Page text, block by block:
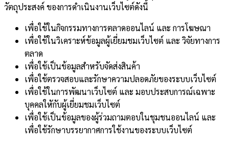
วัตถุประสงค์ ของการดำเนินงานเว็บไซต์ดังนี้
เพื่อใช้ในกิจกรรมทางการตลาดออนไลน์ และ การโฆษณา
เพื่อใช้ในวิเคราะห์ข้อมูลผู้เยี่ยมชมเว็บไซต์ และ วิจัยทางการ
ตลาด
เพื่อใช้เป็นข้อมูลสำหรับจัดส่งสินค้า
เพื่อใช้ตรวจสอบและรักษาความปลอดภัยของระบบเว็บไซต์
เพื่อใช้ในการพัฒนาเว็บไซต์ และ มอบประสบการณ์เฉพาะ
บุคคลใหักับผู้เยี่ยมชมเว็บไซต์
เพื่อใช้เป็นข้อมูลของผู้ร่วมถามตอบในชุมชนออนไลน์ และ
เพื่อใช้รักษาบรรยากาศการใช้งานของระบบเว็บไซต์